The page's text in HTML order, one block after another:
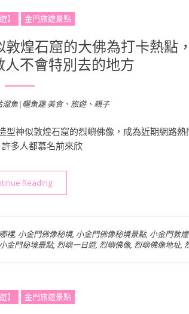
】 金門旅遊景點
煌石窟的大佛為打卡熱點
不會特別去的地方
溜魚|曬魚趣 美食、旅遊、親子
型神似敦煌石窟的烈嶼佛像，成為近期網路熱
多人都慕名前來欣
Reading“金門景點》烈嶼佛像 | 神似敦煌石窟
裡, 小金門佛像秘境, 小金門佛像秘境景點, 小金門敦
小金門秘境景點, 烈嶼一日遊, 烈嶼佛像, 烈嶼佛像地址,
】 金門旅遊景點